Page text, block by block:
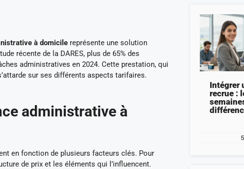
à domicile représente une solution
récente de la DARES, plus de 65% des
administratives en 2024. Cette prestation, qui
sur ses différents aspects tarifaires.
administrative à
en fonction de plusieurs facteurs clés. Pour
de prix et les éléments qui l’influencent.
Intégrer
recrue :